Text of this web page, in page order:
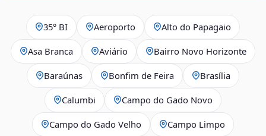
35° BI Aeroporto Alto do Papagaio
Asa Branca Aviário Bairro Novo Horizonte
Baraúnas Bonfim de Feira Brasília
Calumbi Campo do Gado Novo
Campo do Gado Velho Campo Limpo